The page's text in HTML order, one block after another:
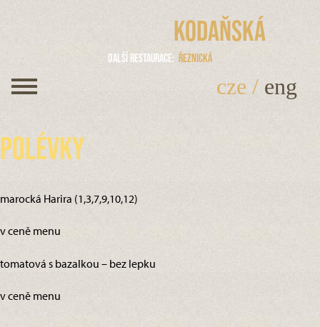
Kodaňská
Další restaurace Řeznická
cze / eng
Polévky
marocká Harira (1,3,7,9,10,12)
v ceně menu
tomatová s bazalkou – bez lepku
v ceně menu